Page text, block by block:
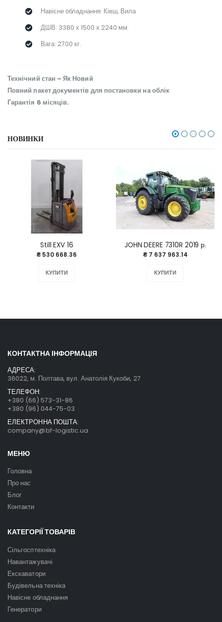
Навісне обладнання: Ківш, Вила
ДШВ: 3380 х 1500 х 2240 мм.
Вага: 2700 кг.
Технічний стан – Як Новий
Повний пакет документів для постановки на облік
Гарантія 6 місяців.
НОВИНКИ
Still EXV 16
₴ 530 668.36
КУПИТИ
JOHN DEERE 7310R 2019 р.
₴ 7 637 963.14
КУПИТИ
КОНТАКТНА ІНФОРМАЦІЯ
АДРЕСА:
36022, м. Полтава, вул. Анатолія Кукоби, 27
ТЕЛЕФОН:
+380 (66) 573-31-86
+380 (96) 044-75-03
ЕЛЕКТРОННА ПОШТА:
company@bf-logistic.ua
МЕНЮ
Головна
Про нас
Блог
Контакти
КАТЕГОРІЇ ТОВАРІВ
Сільгосптехніка
Навантажувачі
Екскаватори
Будівельна техніка
Навісне обладнання
Генератори